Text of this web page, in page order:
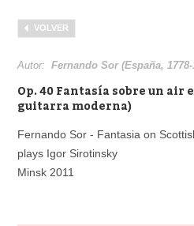
Menu
Biblioteca
VOLVER
Autor:Fernando Sor (España, 1778-
Op. 40 Fantasía sobre un air
guitarra moderna)
Fernando Sor - Fantasia on
plays Igor Sirotinsky
Minsk 2011